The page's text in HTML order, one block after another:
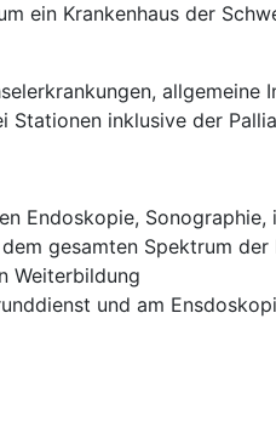
ein Krankenhaus der
inklusive der
Endoskopie,
gesamten Spektrum
Weiterbildung
und am